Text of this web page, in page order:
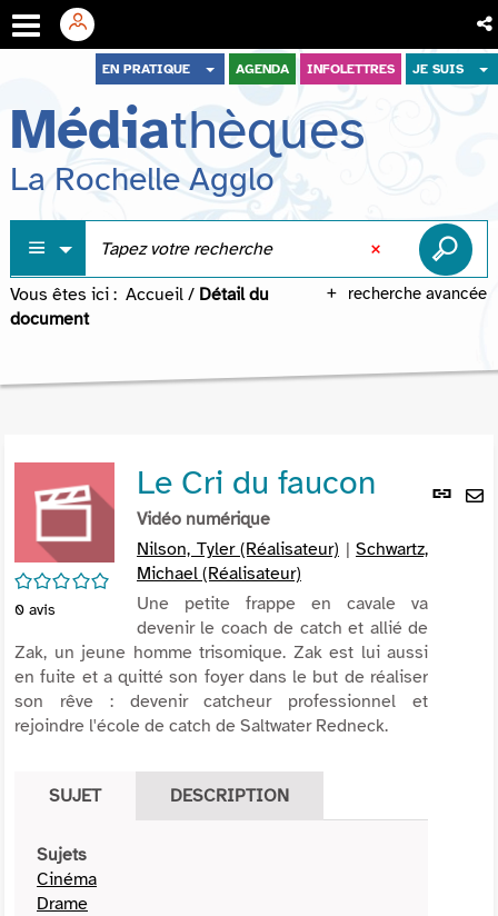
menu
contenu
recherche
EN PRATIQUE AGENDA INFOLETTRES JE SUIS
Médiathèques
La Rochelle Agglo
recherche avancée
Vous êtes ici : Accueil / Détail du
document
Lien
/5
0 avis
Le Cri du faucon
Vidéo numérique
Nilson, Tyler (Réalisateur) | Schwartz,
Michael (Réalisateur)
Une petite frappe en cavale va
devenir le coach de catch et allié de
Zak, un jeune homme trisomique. Zak est lui aussi
en fuite et a quitté son foyer dans le but de réaliser
son rêve : devenir catcheur professionnel et
rejoindre l'école de catch de Saltwater Redneck.
SUJET DESCRIPTION
Sujets
Cinéma
Drame